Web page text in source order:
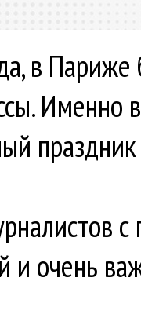
в Париже
Именно
и очень